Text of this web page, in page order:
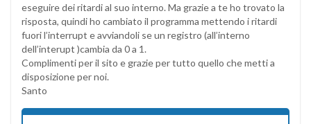
eseguire dei ritardi al suo interno. Ma grazie a te ho trovato la
risposta, quindi ho cambiato il programma mettendo i ritardi
fuori l’interrupt e avviandoli se un registro (all’interno
dell’interupt )cambia da 0 a 1.
Complimenti per il sito e grazie per tutto quello che metti a
disposizione per noi.
Santo